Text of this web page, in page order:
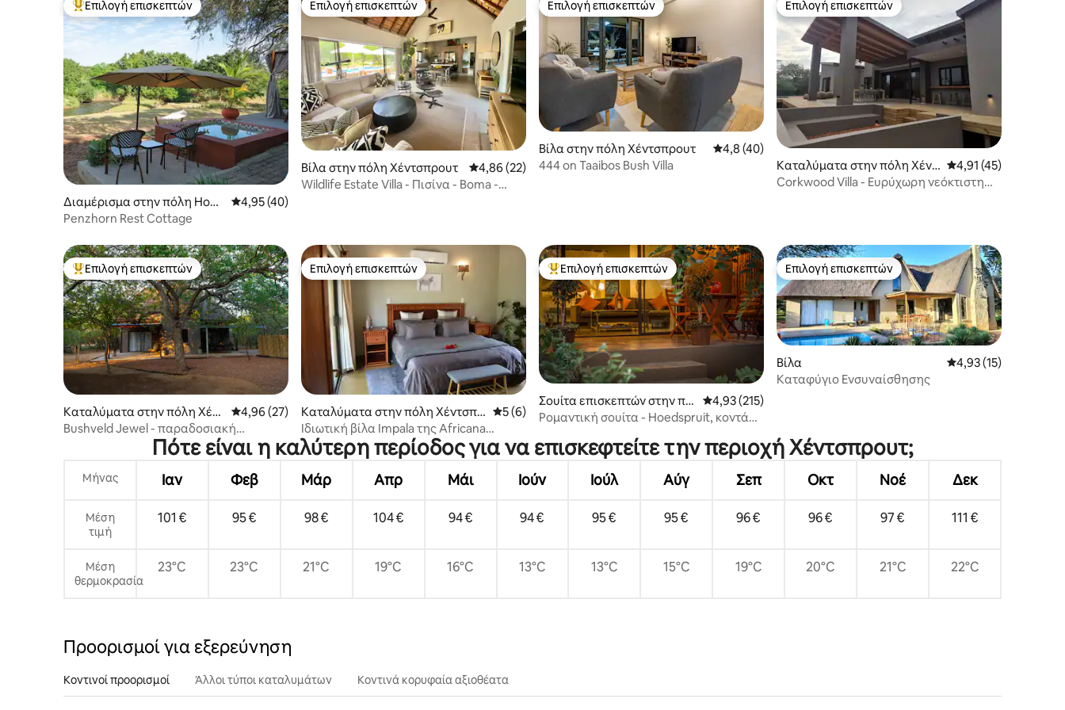
Κορυφαία επιλογή επισκεπτών
Επιλογή επισκεπτών
Διαμέρισμα στην πόλη Hoed
spruit
Μέση βαθμολογία: 4,95 στα 5, 40 κριτικές
4,95 (40)
Penzhorn Rest Cottage
Επιλογή επισκεπτών
Επιλογή επισκεπτών
Βίλα στην πόλη Χέντσπρουτ Μέση βαθμολογία: 4,86 στα 5, 22 κριτικές
4,86 (22)
Wildlife Estate Villa - Πισίνα - Boma -
Επιλογή επισκεπτών
Επιλογή επισκεπτών
Βίλα στην πόλη Χέντσπρουτ Μέση βαθμολογία: 4,8 στα 5, 40 κριτικές
4,8 (40)
444 on Taaibos Bush Villa
Επιλογή επισκεπτών
Επιλογή επισκεπτών
Καταλύματα στην πόλη Χέντ
σπρουτ
Μέση βαθμολογία:
4,91 (45)
Corkwood Villa - Ευρύχωρη νεόκτιστη
Κορυφαία επιλογή επισκεπτών
Επιλογή επισκεπτών
Καταλύματα στην πόλη Χέντ
σπρουτ
Μέση βαθμολογία: 4,96 στα 5, 27 κριτικές
4,96 (27)
Bushveld Jewel - παραδοσιακή
ομορφιά, όλα όσα χρειάζεστε!
Επιλογή επισκεπτών
Επιλογή επισκεπτών
Καταλύματα στην πόλη Χέντσπρ
ουτ
Μέση βαθμολογία: 5 στα 5, 6 κριτικές
5 (6)
Ιδιωτική βίλα Impala της Africana
Properties
Κορυφαία επιλογή επισκεπτών
Επιλογή επισκεπτών
Σουίτα επισκεπτών στην πό
λη Χέντσπρουτ
Μέση βαθμολογία: 4,93 στα 5, 215 κριτικές
4,93 (215)
Ρομαντική σουίτα - Hoedspruit, κοντά
Επιλογή επισκεπτών
Επιλογή επισκεπτών
Βίλα Μέση βαθμολογία:
4,93 (15)
Καταφύγιο Ενσυναίσθησης
Πότε είναι η καλύτερη περίοδος για να επισκεφτείτε την περιοχή Χέντσπρουτ;
Μήνας Ιαν Φεβ Μάρ Απρ Μάι Ιούν Ιούλ Αύγ Σεπ Οκτ Νοέ Δεκ
Μέση
τιμή
101 € 95 € 98 € 104 € 94 € 94 € 95 € 95 € 96 € 96 € 97 € 111 €
Μέση
θερμοκρασία
23°C 23°C 21°C 19°C 16°C 13°C 13°C 15°C 19°C 20°C 21°C 22°C
Προορισμοί για εξερεύνηση
Κοντινοί προορισμοί Άλλοι τύποι καταλυμάτων Κοντινά κορυφαία αξιοθέατα